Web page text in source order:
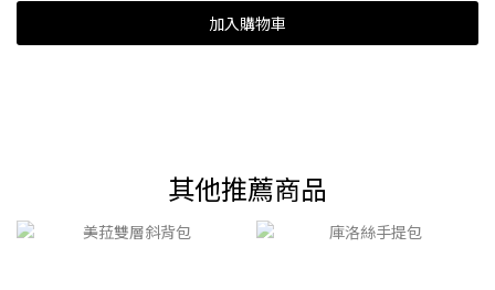
#下單附贈鏈條調節扣，可調節鏈條長度
加入購物車
其他推薦商品